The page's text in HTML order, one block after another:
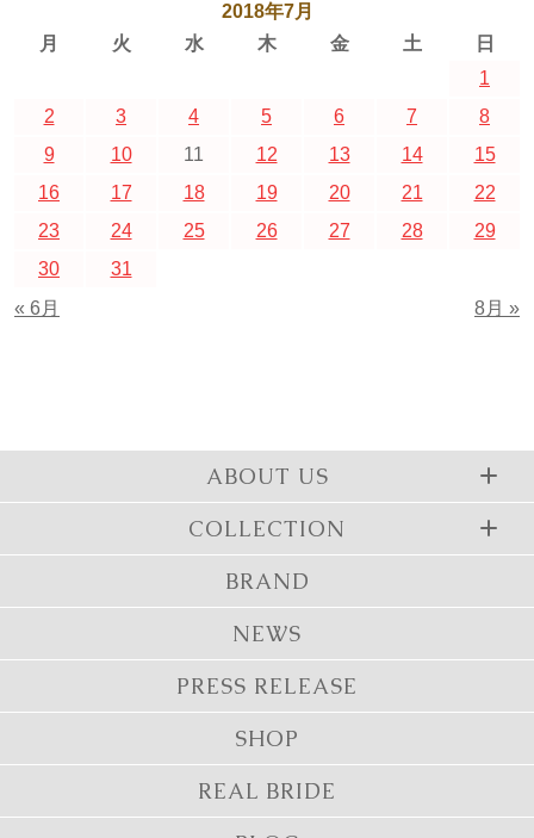
2018年7月
月
火 水 木 金 土 日
« 6月 8月 »
1
2
3 4 5 6 7
8
9
10 11 12 13 14
15
16
17 18 19 20 21
22
23
24 25 26 27 28
29
30
31
ABOUT US
COLLECTION
BRAND
NEWS
PRESS RELEASE
SHOP
REAL BRIDE